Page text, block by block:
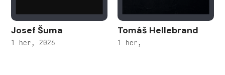
Josef Šuma
1 her, 2026
Tomáš Hellebrand
1 her,